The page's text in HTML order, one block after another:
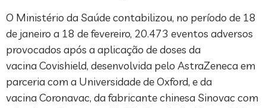
O Ministério da Saúde contabilizou, no período de 18
de janeiro a 18 de fevereiro, 20.473 eventos adversos
provocados após a aplicação de doses da
vacina Covishield, desenvolvida pelo AstraZeneca em
parceria com a Universidade de Oxford, e da
vacina Coronavac, da fabricante chinesa Sinovac com